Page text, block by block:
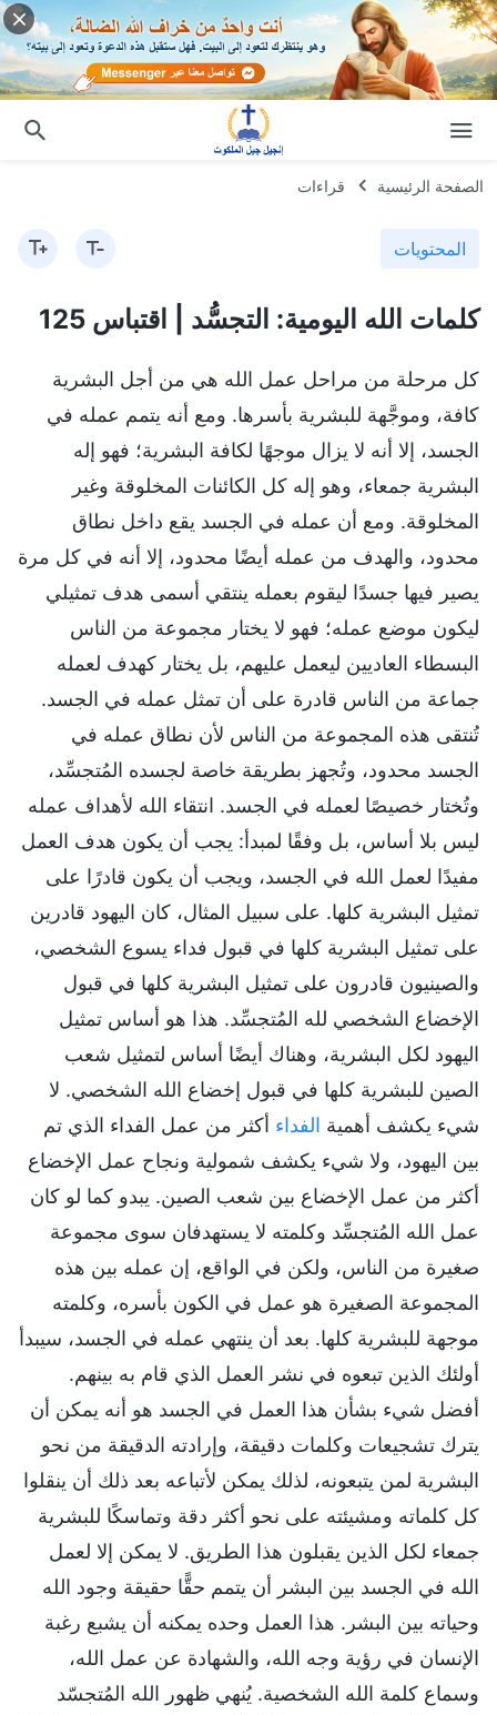
الصفحة الرئيسية قراءات
المحتويات
كلمات الله اليومية: التجسُّد | اقتباس 125
كل مرحلة من مراحل عمل الله هي من أجل البشرية
كافة، وموجَّهة للبشرية بأسرها. ومع أنه يتمم عمله في
الجسد، إلا أنه لا يزال موجهًا لكافة البشرية؛ فهو إله
البشرية جمعاء، وهو إله كل الكائنات المخلوقة وغير
المخلوقة. ومع أن عمله في الجسد يقع داخل نطاق
محدود، والهدف من عمله أيضًا محدود، إلا أنه في كل مرة
يصير فيها جسدًا ليقوم بعمله ينتقي أسمى هدف تمثيلي
ليكون موضع عمله؛ فهو لا يختار مجموعة من الناس
البسطاء العاديين ليعمل عليهم، بل يختار كهدف لعمله
جماعة من الناس قادرة على أن تمثل عمله في الجسد.
تُنتقى هذه المجموعة من الناس لأن نطاق عمله في
الجسد محدود، وتُجهز بطريقة خاصة لجسده المُتجسِّد،
وتُختار خصيصًا لعمله في الجسد. انتقاء الله لأهداف عمله
ليس بلا أساس، بل وفقًا لمبدأ: يجب أن يكون هدف العمل
مفيدًا لعمل الله في الجسد، ويجب أن يكون قادرًا على
تمثيل البشرية كلها. على سبيل المثال، كان اليهود قادرين
على تمثيل البشرية كلها في قبول فداء يسوع الشخصي،
والصينيون قادرون على تمثيل البشرية كلها في قبول
الإخضاع الشخصي لله المُتجسِّد. هذا هو أساس تمثيل
اليهود لكل البشرية، وهناك أيضًا أساس لتمثيل شعب
الصين للبشرية كلها في قبول إخضاع الله الشخصي. لا
شيء يكشف أهمية الفداء أكثر من عمل الفداء الذي تم
بين اليهود، ولا شيء يكشف شمولية ونجاح عمل الإخضاع
أكثر من عمل الإخضاع بين شعب الصين. يبدو كما لو كان
عمل الله المُتجسِّد وكلمته لا يستهدفان سوى مجموعة
صغيرة من الناس، ولكن في الواقع، إن عمله بين هذه
المجموعة الصغيرة هو عمل في الكون بأسره، وكلمته
موجهة للبشرية كلها. بعد أن ينتهي عمله في الجسد، سيبدأ
أولئك الذين تبعوه في نشر العمل الذي قام به بينهم.
أفضل شيء بشأن هذا العمل في الجسد هو أنه يمكن أن
يترك تشجيعات وكلمات دقيقة، وإرادته الدقيقة من نحو
البشرية لمن يتبعونه، لذلك يمكن لأتباعه بعد ذلك أن ينقلوا
كل كلماته ومشيئته على نحو أكثر دقة وتماسكًا للبشرية
جمعاء لكل الذين يقبلون هذا الطريق. لا يمكن إلا لعمل
الله في الجسد بين البشر أن يتمم حقًّا حقيقة وجود الله
وحياته بين البشر. هذا العمل وحده يمكنه أن يشبع رغبة
الإنسان في رؤية وجه الله، والشهادة عن عمل الله،
وسماع كلمة الله الشخصية. يُنهي ظهور الله المُتجسّد